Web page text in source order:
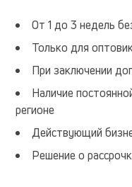
От 1 до 3 недель
Только для
При заключении
Наличие
регионе
Действующий
Решение о